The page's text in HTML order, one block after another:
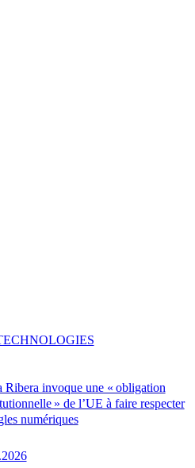
Ribera invoque une « obligation
» de l’UE à faire respecter
numériques